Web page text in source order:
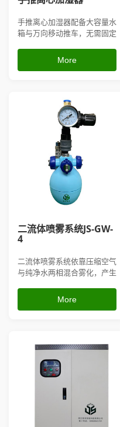
手推离心加湿器配备大容量水
箱与万向移动推车，无需固定
库、大棚任意点位加湿；依靠
功能，手动操作简单，续航持
久，适合纺织车间、加工厂
More
二流体喷雾系统JS-GW-
4
二流体喷雾系统依靠压缩空气
与纯净水两相混合雾化，产生
大水珠，不会打湿设备、原料
不易堵塞，适配电子厂房、印
刷车间...
More